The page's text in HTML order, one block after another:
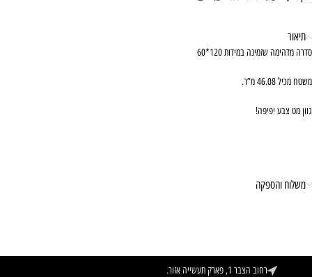
תיאור
סדרה מדהימה שזמינה במידות 120*60
משטח מכיל 46.08 מ”ר.
גוון מט צבע יפיפה!
משלוח והספקה
רחוב הצבר 1, פארק תעשייה אזור.